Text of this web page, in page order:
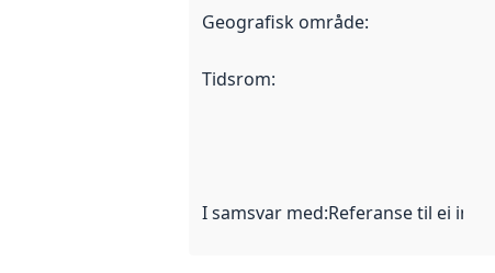
Geografisk område:
Tidsrom:
I samsvar med:Referanse til ei